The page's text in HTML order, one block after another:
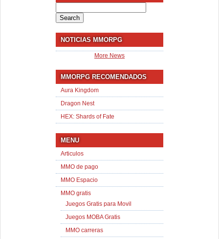
for:
NOTICIAS MMORPG
More News
MMORPG RECOMENDADOS
Aura Kingdom
Dragon Nest
HEX: Shards of Fate
MENU
Articulos
MMO de pago
MMO Espacio
MMO gratis
Juegos Gratis para Movil
Juegos MOBA Gratis
MMO carreras